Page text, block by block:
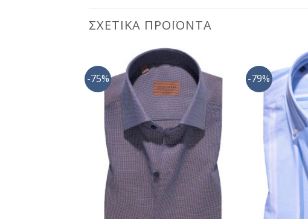
ΣΧΕΤΙΚΆ ΠΡΟΪΌΝΤΑ
-75%
Προσθήκη
στη Λίστα
Επιθυμίας
-79%